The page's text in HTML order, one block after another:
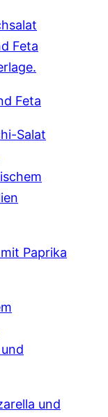
Feta
Paprika
und